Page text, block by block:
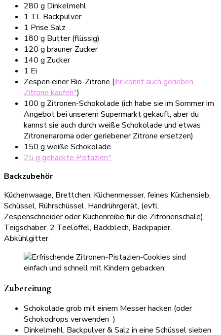
280 g Dinkelmehl
1 TL Backpulver
1 Prise Salz
180 g Butter (flüssig)
120 g brauner Zucker
140 g Zucker
1 Ei
Zespen einer Bio-Zitrone (ihr könnt auch gerieben
Zitrone kaufen*)
100 g Zitronen-Schokolade (ich habe sie im Sommer im
Angebot bei unserem Supermarkt gekauft, aber du
kannst sie auch durch weiße Schokolade und etwas
Zitronenaroma oder geriebener Zitrone ersetzen)
150 g weiße Schokolade
25 g gehackte Pistazien*
Backzubehör
Küchenwaage, Brettchen, Küchenmesser, feines Küchensieb,
Schüssel, Rührschüssel, Handrührgerät, (evtl.
Zespenschneider oder Küchenreibe für die Zitronenschale),
Teigschaber, 2 Teelöffel, Backblech, Backpapier,
Abkühlgitter
Zubereitung
Schokolade grob mit einem Messer hacken (oder
Schokodrops verwenden )
Dinkelmehl, Backpulver & Salz in eine Schüssel sieben